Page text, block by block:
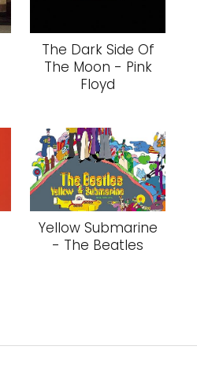
The Dark Side Of
The Moon - Pink
Floyd
Yellow Submarine
- The Beatles